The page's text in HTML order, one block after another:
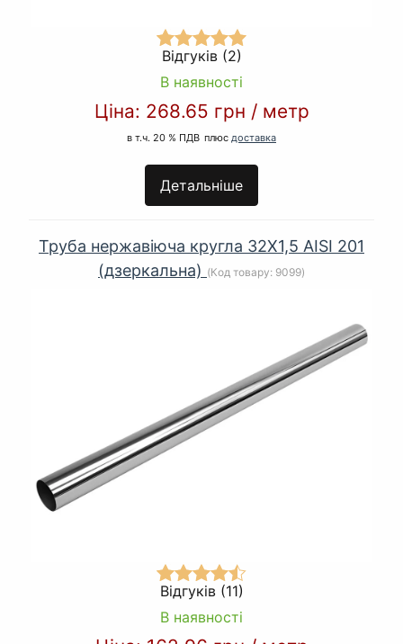
Відгуків (2)
В наявності
Ціна: 268.65 грн / метр
в т.ч. 20 % ПДВ плюс доставка
Детальніше
Труба нержавіюча кругла 32Х1,5 AISI 201
(дзеркальна) (Код товару: 9099)
Відгуків (11)
В наявності